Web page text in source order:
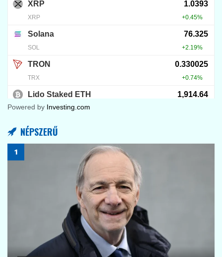
Powered by Investing.com
NÉPSZERŰ